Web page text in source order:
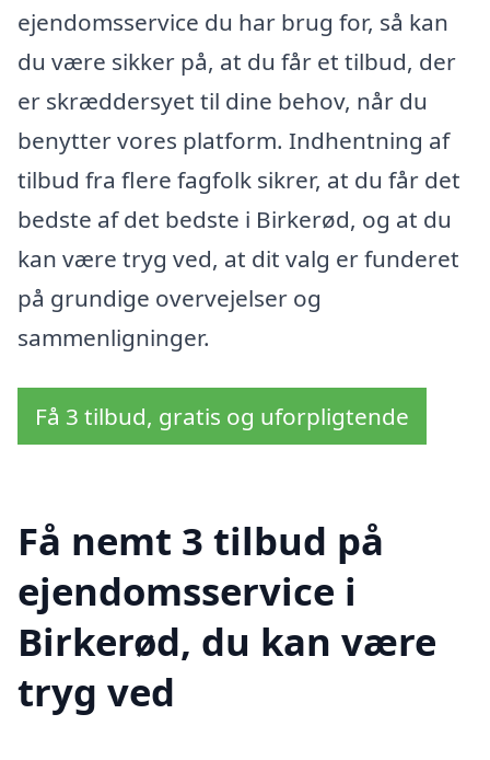
ejendomsservice du har brug for, så kan
du være sikker på, at du får et tilbud, der
er skræddersyet til dine behov, når du
benytter vores platform. Indhentning af
tilbud fra flere fagfolk sikrer, at du får det
bedste af det bedste i Birkerød, og at du
kan være tryg ved, at dit valg er funderet
på grundige overvejelser og
sammenligninger.
Få 3 tilbud, gratis og uforpligtende
Få nemt 3 tilbud på
ejendomsservice i
Birkerød, du kan være
tryg ved